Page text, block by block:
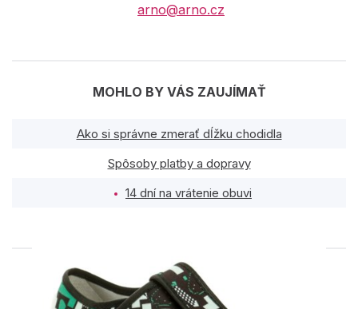
arno@arno.cz
MOHLO BY VÁS ZAUJÍMAŤ
Ako si správne zmerať dĺžku chodidla
Spôsoby platby a dopravy
14 dní na vrátenie obuvi
PODOBNÉ PRODUKTY